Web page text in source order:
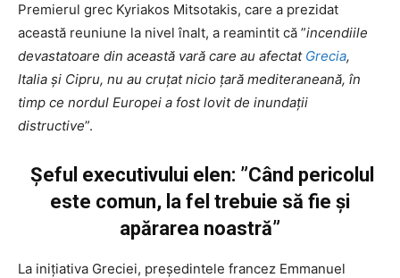
Premierul grec Kyriakos Mitsotakis, care a prezidat
această reuniune la nivel înalt, a reamintit că ”incendiile
devastatoare din această vară care au afectat Grecia,
Italia şi Cipru, nu au cruţat nicio ţară mediteraneană, în
timp ce nordul Europei a fost lovit de inundaţii
distructive”.
Șeful executivului elen: ”Când pericolul
este comun, la fel trebuie să fie şi
apărarea noastră”
La iniţiativa Greciei, preşedintele francez Emmanuel